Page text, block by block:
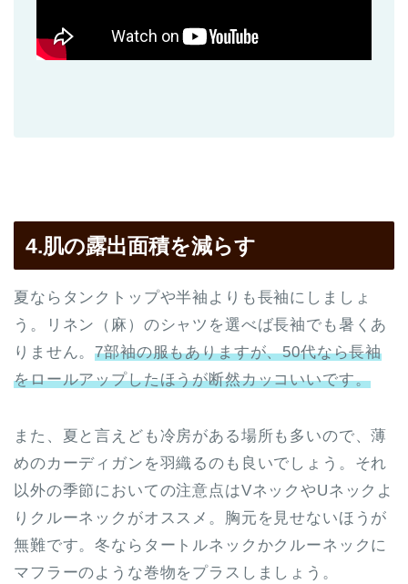
4.肌の露出面積を減らす
夏ならタンクトップや半袖よりも長袖にしましょ
う。リネン（麻）のシャツを選べば長袖でも暑くあ
りません。7部袖の服もありますが、50代なら長袖
をロールアップしたほうが断然カッコいいです。
また、夏と言えども冷房がある場所も多いので、薄
めのカーディガンを羽織るのも良いでしょう。それ
以外の季節においての注意点はVネックやUネックよ
りクルーネックがオススメ。胸元を見せないほうが
無難です。冬ならタートルネックかクルーネックに
マフラーのような巻物をプラスしましょう。